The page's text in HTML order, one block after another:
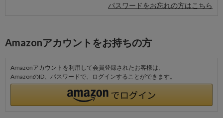
パスワードをお忘れの方はこちら
Amazonアカウントをお持ちの方
Amazonアカウントを利用して会員登録されたお客様は、
AmazonのID、パスワードで、ログインすることができます。